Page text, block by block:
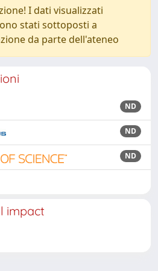
I dati visualizzati
stati sottoposti a
da parte dell'ateneo
ND
ND
ND
impact